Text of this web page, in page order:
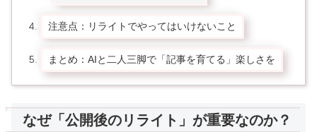
注意点：リライトでやってはいけないこと
まとめ：AIと二人三脚で「記事を育てる」楽しさを
なぜ「公開後のリライト」が重要なのか？